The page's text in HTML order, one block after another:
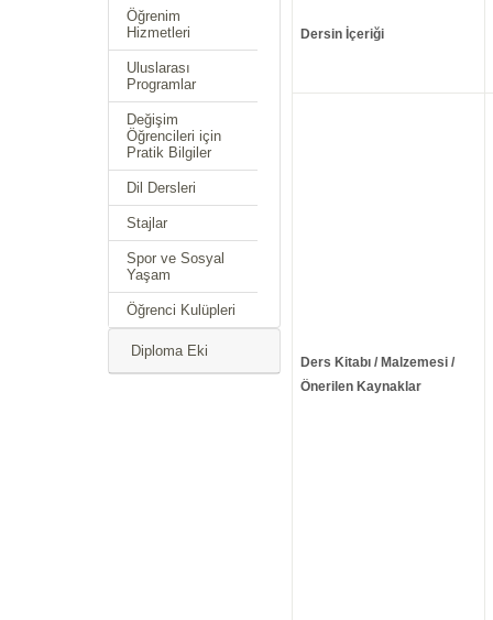
Öğrenim
Hizmetleri
Uluslarası
Programlar
Değişim
Öğrencileri için
Pratik Bilgiler
Dil Dersleri
Stajlar
Spor ve Sosyal
Yaşam
Öğrenci Kulüpleri
Diploma Eki
Dersin İçeriği
Ders Kitabı / Malzemesi /
Önerilen Kaynaklar